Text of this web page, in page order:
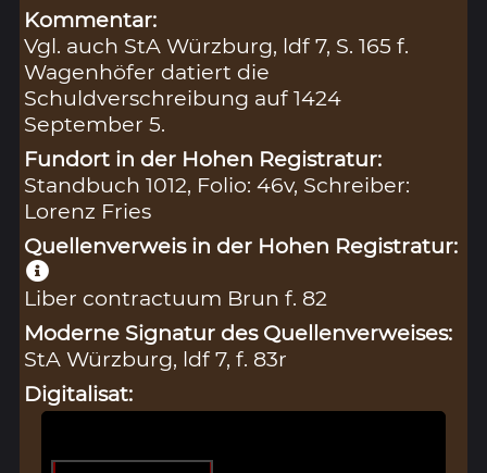
Kommentar:
Vgl. auch StA Würzburg, ldf 7, S. 165 f.
Wagenhöfer datiert die
Schuldverschreibung auf 1424
September 5.
Fundort in der Hohen Registratur:
Standbuch 1012, Folio: 46v, Schreiber:
Lorenz Fries
Quellenverweis in der Hohen Registratur:
Liber contractuum Brun f. 82
Moderne Signatur des Quellenverweises:
StA Würzburg, ldf 7, f. 83r
Digitalisat: